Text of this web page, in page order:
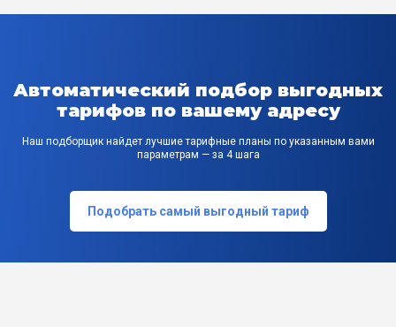
Автоматический подбор выгодных
тарифов по вашему адресу
Наш подборщик найдет лучшие тарифные планы по указанным вами
параметрам — за 4 шага
Подобрать самый выгодный тариф